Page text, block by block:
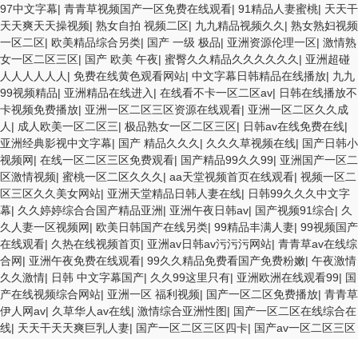
97中文字幕| 青青草视频国产一区免费在线观看| 91精品人妻蜜桃| 天天干
天天爽天天操视频| 熟女自拍 视频二区| 九九精品视频久久 | 熟女熟妇视频
一区二区| 欧美精品综合另类| 国产 一级 极品| 亚洲资源伦理一区| 激情熟
女一区二区三区| 国产 欧美 午夜| 蜜臀久久精品久久久久久久 | 亚洲超碰
人人人人人人 | 免费在线黄色观看网站| 中文字幕日韩精品在线播放| 九九
99视频精品| 亚洲精品在线进入 | 在线看不卡一区二区av| 日韩在线播放不
卡视频免费播放| 亚洲一区二区三区资源在线观看| 亚洲一区二区久久成
人 | 成人欧美一区二区三| 极品熟女一区二区三区| 日韩av在线免费在线|
亚洲经典影视中文字幕| 国产 精品久久久 | 久久久草视频在线| 国产日韩小
视频网| 在线一区二区三区免费观看| 国产精品99久久99| 亚洲国产一区二
区激情视频| 蜜桃一区二区久久久 | aa天堂视频首页在线观看| 视频一区二
区三区久久美女网站| 亚洲天堂精品日韩人妻在线| 日韩99久久久中文字
幕| 久久婷婷综合合国产精品亚洲| 亚洲午夜日韩av| 国产视频91综合| 久
久人妻一区视频网| 欧美日韩国产在线另类| 99精品丰满人妻| 99视频国产
在线观看| 久热在线视频首页| 亚洲av日韩av污污污网站| 青青草av在线综
合网| 亚洲午夜免费在线观看| 99久久精品免费看国产免费粉嫩| 午夜激情
久久激情| 日韩 中文字幕国产| 久久99这里只有| 亚洲欧洲在线观看99| 国
产在线视频综合网站| 亚洲一区 福利视频| 国产一区二区免费播放| 青青草
伊人网av| 久草华人av在线| 激情综合亚洲性图| 国产一区二区在线综合在
线| 天天干天天爽巨乳人妻| 国产一区二区三区四卡| 国产av一区二区三区